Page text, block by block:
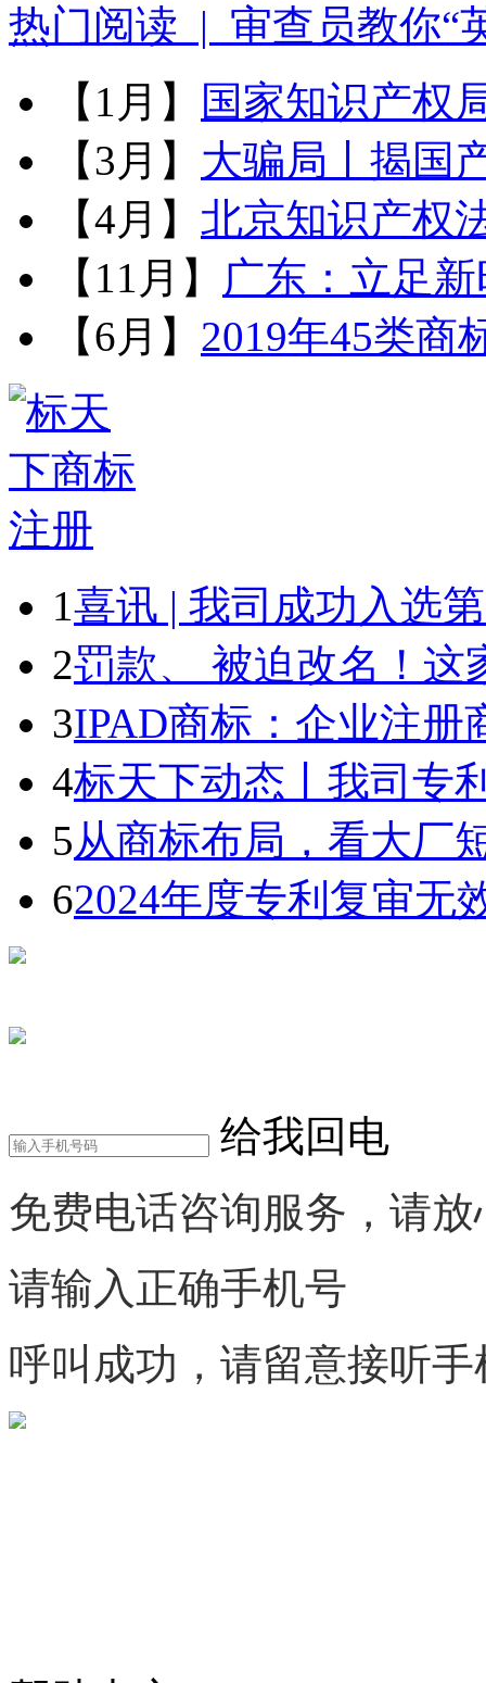
热门阅读 | 审查员教你“
【1月】
国家知识产权
【3月】 大骗局丨揭国
【4月】 北京知识产权
【11月】 广东：立足
【6月】 2019年45类商
1喜讯 | 我司成功入选
2罚款、 被迫改名！这
3IPAD商标：企业注册
4标天下动态丨我司专
5从商标布局，看大厂
62024年度专利复审无
给我回电
免费电话咨询服务，请放
请输入正确手机号
呼叫成功，请留意接听手